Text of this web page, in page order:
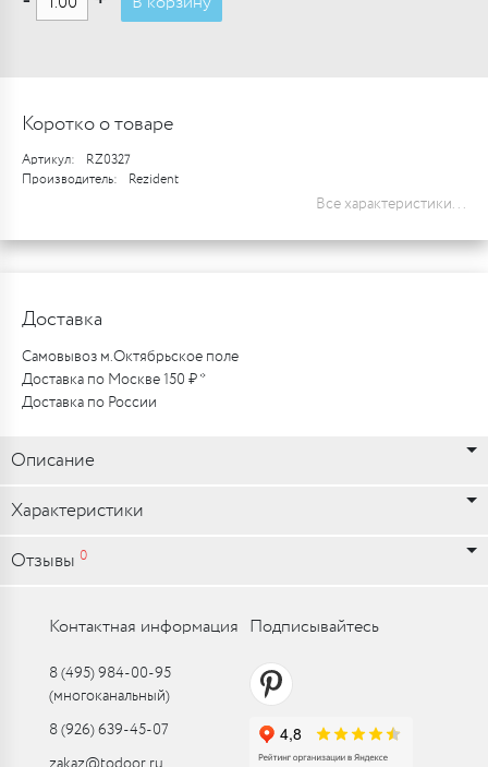
Коротко о товаре
Артикул:
RZ0327
Производитель:
Rezident
Все характеристики...
Доставка
Самовывоз м.Октябрьское поле
Доставка по Москве 150 ₽ *
Доставка по России
Описание
Характеристики
Отзывы 0
Контактная информация
8 (495) 984-00-95
(многоканальный)
8 (926) 639-45-07
Подписывайтесь